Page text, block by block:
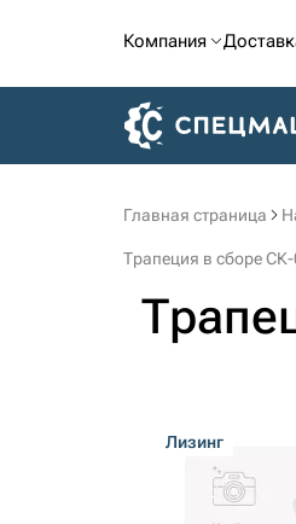
Компания
Главная страница
Трапеция в сборе
Лизинг